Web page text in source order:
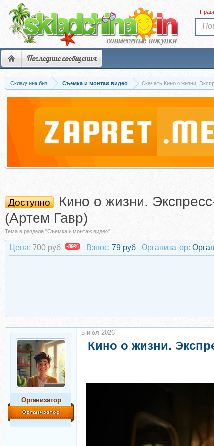
Последние сообщения
Складчина биз Съемка и монтаж видео Скачать Кино о жизни.
Доступно
Кино о жизни.
(Артем Гавр)
Тема в разделе "Съемка и монтаж видео"
Цена: 700 руб -89% Взнос: 79 руб Организатор:
Организатор
Кино о жизни.
5 июл 2026